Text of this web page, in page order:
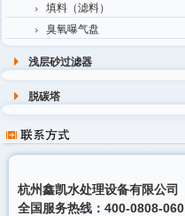
填料（滤料）
臭氧曝气盘
浅层砂过滤器
脱碳塔
杭州鑫凯水处理设备有限公司
全国服务热线：400-0808-060